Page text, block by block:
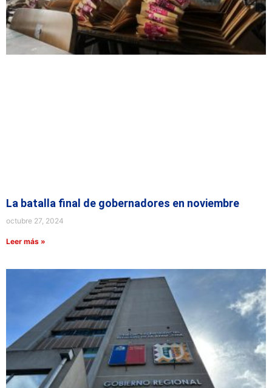
La batalla final de gobernadores en noviembre
octubre 27, 2024
Leer más »